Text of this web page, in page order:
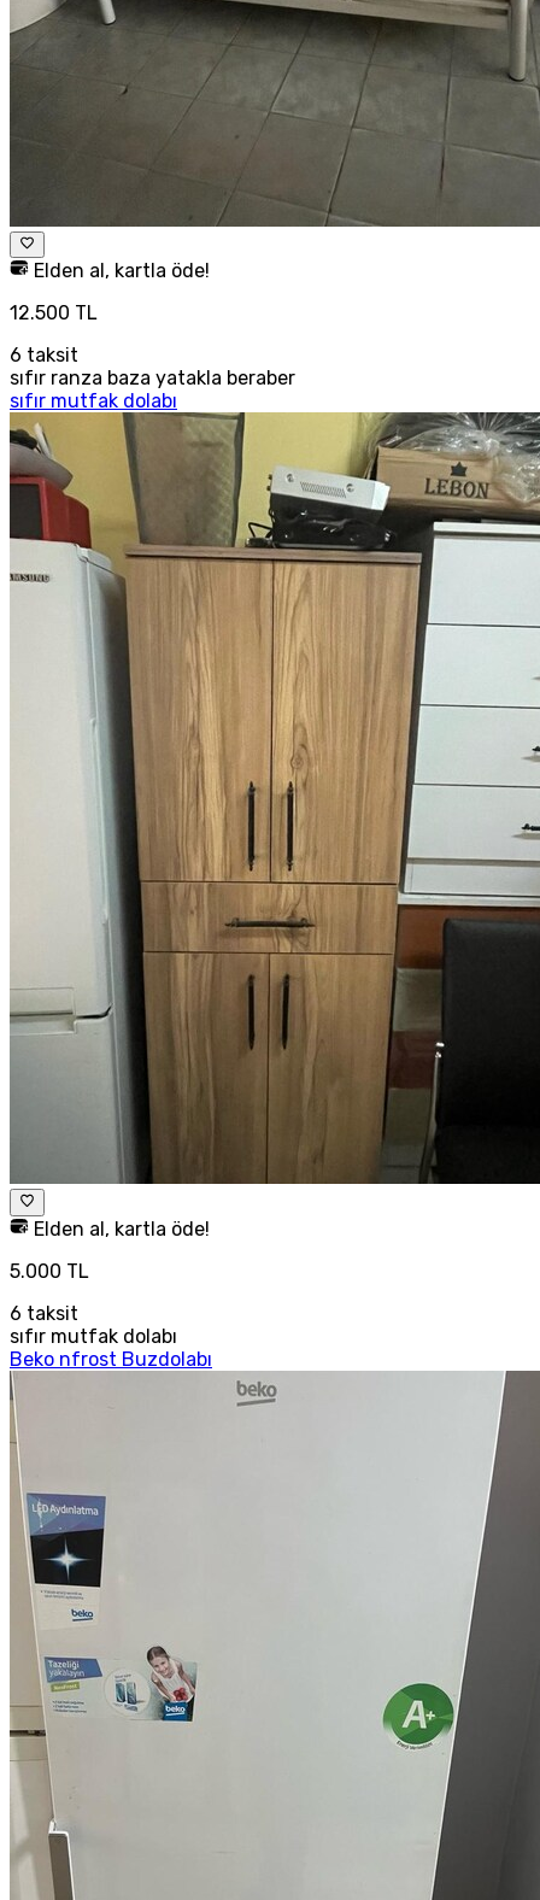
Elden al, kartla öde!
12.500 TL
6 taksit
sıfır ranza baza yatakla beraber
sıfır mutfak dolabı
Elden al, kartla öde!
5.000 TL
6 taksit
sıfır mutfak dolabı
Beko nfrost Buzdolabı